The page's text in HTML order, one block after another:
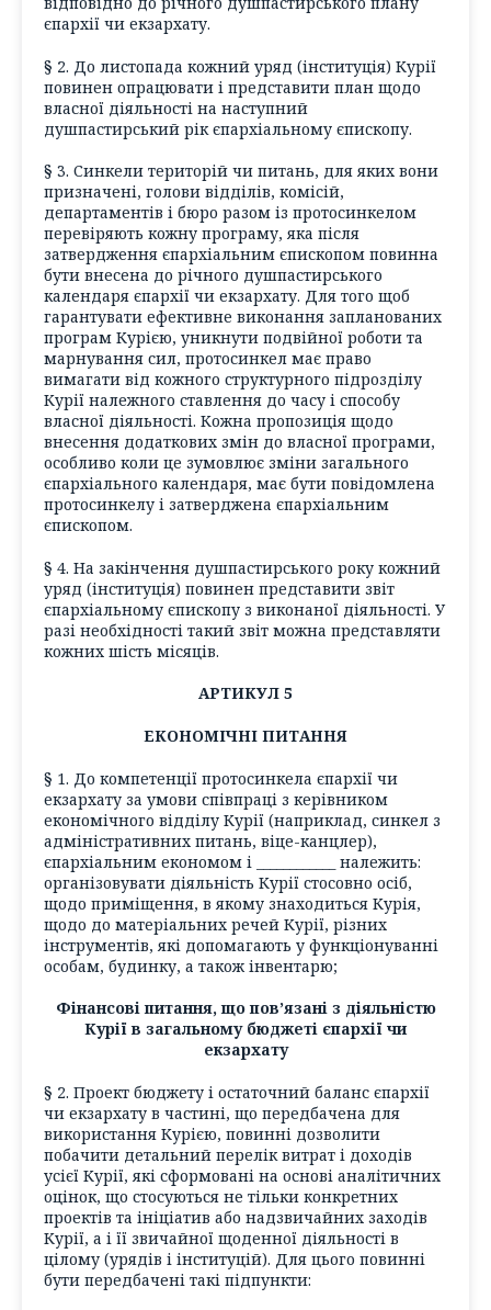
єпархії чи екзархату.
§ 2. До листопада кожний уряд (інституція) Курії
повинен опрацювати і представити план щодо
власної діяльності на наступний
душпастирський рік єпархіальному єпископу.
§ 3. Синкели територій чи питань, для яких вони
призначені, голови відділів, комісій,
департаментів і бюро разом із протосинкелом
перевіряють кожну програму, яка після
затвердження єпархіальним єпископом повинна
бути внесена до річного душпастирського
календаря єпархії чи екзархату. Для того щоб
гарантувати ефективне виконання запланованих
програм Курією, уникнути подвійної роботи та
марнування сил, протосинкел має право
вимагати від кожного структурного підрозділу
Курії належного ставлення до часу і способу
власної діяльності. Кожна пропозиція щодо
внесення додаткових змін до власної програми,
особливо коли це зумовлює зміни загального
єпархіального календаря, має бути повідомлена
протосинкелу і затверджена єпархіальним
єпископом.
§ 4. На закінчення душпастирського року кожний
уряд (інституція) повинен представити звіт
єпархіальному єпископу з виконаної діяльності. У
разі необхідності такий звіт можна представляти
кожних шість місяців.
АРТИКУЛ 5
ЕКОНОМІЧНІ ПИТАННЯ
§ 1. До компетенції протосинкела єпархії чи
екзархату за умови співпраці з керівником
економічного відділу Курії (наприклад, синкел з
адміністративних питань, віце-канцлер),
єпархіальним економом і ____________ належить:
організовувати діяльність Курії стосовно осіб,
щодо приміщення, в якому знаходиться Курія,
щодо до матеріальних речей Курії, різних
інструментів, які допомагають у функціонуванні
особам, будинку, а також інвентарю;
Фінансові питання, що пов’язані з діяльністю
Курії в загальному бюджеті єпархії чи
екзархату
§ 2. Проект бюджету і остаточний баланс єпархії
чи екзархату в частині, що передбачена для
використання Курією, повинні дозволити
побачити детальний перелік витрат і доходів
усієї Курії, які сформовані на основі аналітичних
оцінок, що стосуються не тільки конкретних
проектів та ініціатив або надзвичайних заходів
Курії, а і її звичайної щоденної діяльності в
цілому (урядів і інституцій). Для цього повинні
бути передбачені такі підпункти: